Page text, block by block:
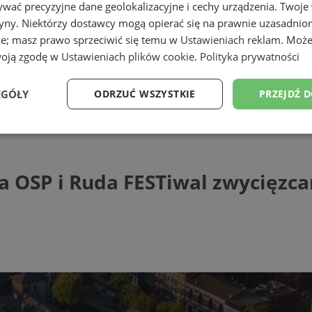
Ruda FESTiwal zwycięzcami Budżetu
i Ruda FESTiwal
precyzyjne dane geolokalizacyjne i cechy urządzenia.
Niektórzy dostawcy mogą opierać się na prawnie
masz prawo sprzeciwić się temu w Ustawieniach reklam.
zgodę w Ustawieniach plików cookie. Polityka prywatności
PRZEJDŹ
ODRZUĆ WSZYSTKIE
Wydajność Targetowanie Funkcjonalność
niezbędnych plików cookie nie można prawidłowo korzystać ze strony
Domena
Okres
przechowywania
Opis